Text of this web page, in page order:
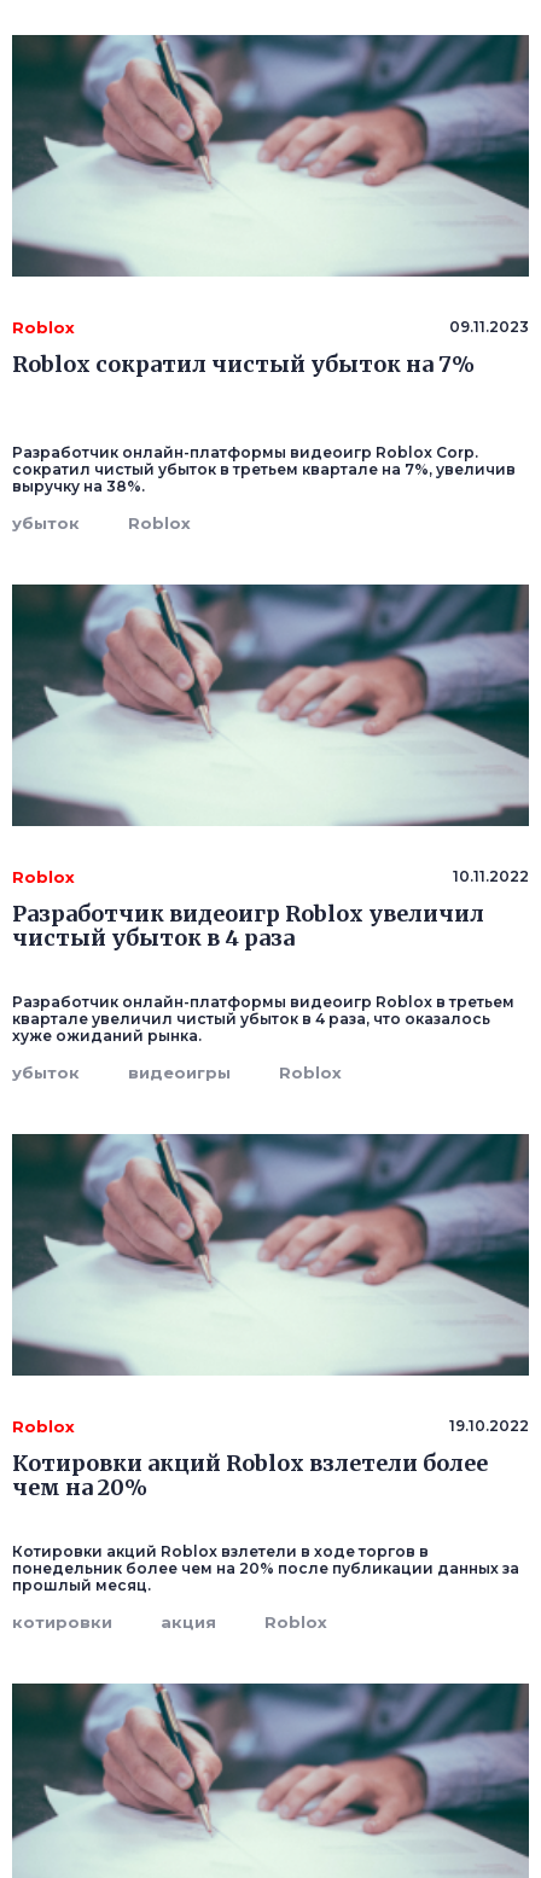
Roblox 09.11.2023
Roblox сократил чистый убыток на 7%
Разработчик онлайн-платформы видеоигр Roblox Corp.
сократил чистый убыток в третьем квартале на 7%, увеличив
выручку на 38%.
убыток Roblox
Roblox 10.11.2022
Разработчик видеоигр Roblox увеличил
чистый убыток в 4 раза
Разработчик онлайн-платформы видеоигр Roblox в третьем
квартале увеличил чистый убыток в 4 раза, что оказалось
хуже ожиданий рынка.
убыток видеоигры Roblox
Roblox 19.10.2022
Котировки акций Roblox взлетели более
чем на 20%
Котировки акций Roblox взлетели в ходе торгов в
понедельник более чем на 20% после публикации данных за
прошлый месяц.
котировки акция Roblox